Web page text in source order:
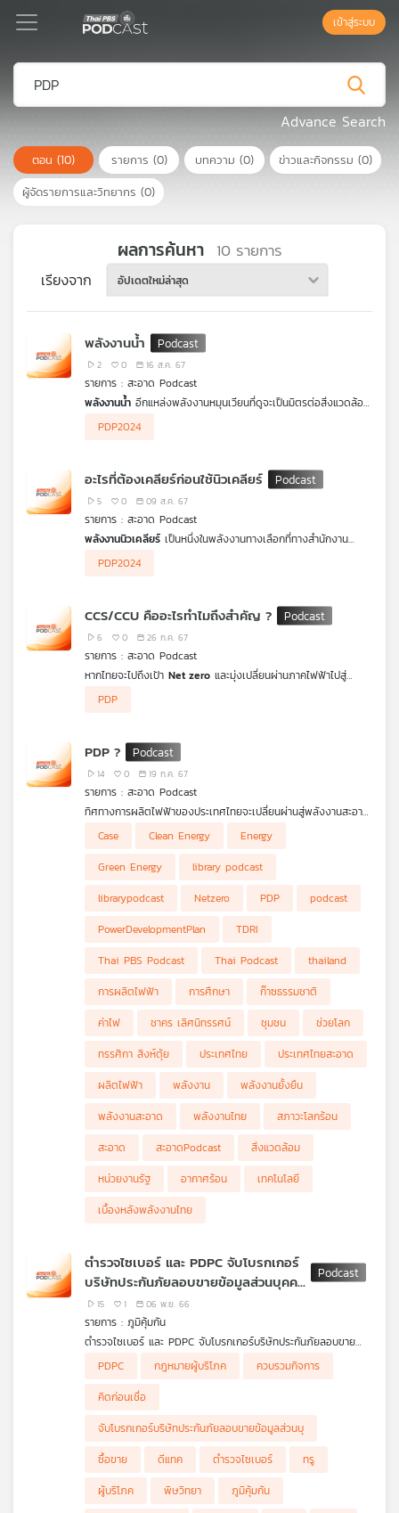
Podcast
เพล
ย์
ลิ
เพล
สต์
กิจกรรม
เข้าสู่ระบบ
Advance Search
ตอน (10) รายการ (0) บทความ (0) ข่าวและกิจกรรม (0)
ผู้จัดรายการและวิทยากร (0)
ผลการค้นหา 10 รายการ
เรียงจาก อัปเดตใหม่ล่าสุด
พลังงานน้ำ
2 0 16 ส.ค. 67
รายการ : สะอาด Podcast
พลังงานน้ำ อีกแหล่งพลังงานหมุนเวียนที่ดูจะเป็นมิตรต่อสิ่งแวดล้อม
ระทบต่อสภาพแวดล้อมเกิดขึ้น รวมถึงข้อควรคำนึงถึงต่าง ๆ ในขณะ
ตอนนี้ชวนมองปัญหาของ
การผลิตกระแสไฟฟ้าจากพลังงานน้ำอย่างรอบด้าน ทั้งความคุ้มค่า
และค่าไฟที่จะเกิดขึ้นในอนาคต
PDP2024
อะไรที่ต้องเคลียร์ก่อนใช้นิวเคลียร์
5 0 09 ส.ค. 67
รายการ : สะอาด Podcast
พลังงานนิวเคลียร์ เป็นหนึ่งในพลังงานทางเลือกที่ทางสำนักงาน
เพิ่มสัดส่วนของการใช้พลังงานสะอาดของไทย แม้ว่าเทคโนโลยี
ขนาดเล็ก (SMR) ตามแผน PDP2024 แต่ความเป็นจริงแล้วยังสวน
ทางต่อความมั่นใจของสาธารณะสะอาดpodcastจึงชวนมาทำความ
รู้จักกับโรงไฟฟนิวเคลียร์ขนาดเล็กถึงจุดเด่นของโรงไฟฟ้าชนิดนนี้
และข้อควรคำนึงถึงหากประเทศไทยจะเดินหน้าไปสู่โรงไฟฟ้านิวเคลียร์
ขนาดเล็ก (SMR) ตามแผน
PDP2024
CCS/CCU คืออะไรทำไมถึงสำคัญ ?
6 0 26 ก.ค. 67
รายการ : สะอาด Podcast
หากไทยจะไปถึงเป้า Net zero และมุ่งเปลี่ยนผ่านภาคไฟฟ้าไปสู่
จัดการคาร์บอน ทั้งการ ดักจับ และกักเก็บ ไปจนถึงการนำคาร์บอน
เทคโนโลยีที่เรียกว่าCCS/CCUS
ความคืบหน้าเรื่องนี้แค่ไหน
ว่าCCS/CCUSคืออะไร ทำไมเราต้องสนใจ และหากไทยจริงจังกับ
เทคโนโลยีนี้จะเป็นประโยชน์แค่ไหน รวมถึงมีอะไรที่เราต้องกังวลไหม
หาคำตอบได้ในรายการ
สะอาด podcast
PDP
PDP ?
14 0 19 ก.ค. 67
รายการ : สะอาด Podcast
ทิศทางการผลิตไฟฟ้าของประเทศไทยจะเปลี่ยนผ่านสู่พลังงานสะอาด
: Power Development Plan
ที่ปรับใหม่ล่าสุดในปีนี้ และแน่นอนว่า
แผนฯดังกล่าวย่อมกระทบต่อราคาค่าไฟในอนาคต
ชวนมาถกประเด็น
ที่จะมาเจาะลึกถึงผลกระทบต่อค่าไฟ และ
อุปสรรคต่อการที่ประเทศไทยจะมุ่งไปสู่เป้าหมาย
Case Clean Energy
Energy
Green Energy
library podcast
librarypodcast
Netzero PDP
podcast
PowerDevelopmentPlan
TDRI
Thai PBS Podcast
Thai Podcast
thailand
การผลิตไฟฟ้า
การศึกษา
ก๊าซธรรมชาติ
ค่าไฟ
ชาคร เลิศนิทรรศน์ ชุมชน
ช่วยโลก
ทรรศิกา สิงห์ตุ้ย
ประเทศไทย
ประเทศไทยสะอาด
ผลิตไฟฟ้า
พลังงาน
พลังงานยั้งยืน
พลังงานสะอาด
พลังงานไทย
สภาวะโลกร้อน
สะอาด
สะอาดPodcast
สิ่งแวดล้อม
หน่วยงานรัฐ
อากาศร้อน
เทคโนโลยี
เบื้องหลังพลังงานไทย
ตำรวจไซเบอร์ และ PDPC จับโบรกเกอร์
บริษัทประกันภัยลอบขายข้อมูลส่วนบุคคล
/ หลัง ทรู ดีแทค ควบรวมกิจการ
สัญญาณอินเทอร์เน็ตช้าลง หรือเร็วขึ้น /
ทำไมคนเราเสียงสูงต่ำไม่เท่ากันและจะบ่ง
บอกถึงสุขภาพได้หรือไม่
15 1 06 พ.ย. 66
รายการ : ภูมิคุ้มกัน
ตำรวจไซเบอร์ และ PDPC จับโบรกเกอร์บริษัทประกันภัยลอบขาย
ข้อมูลส่วนบุคคล พร้อมรวบหนุ่มขายโปรแกรมเลี่ยงสแกนใบหน้า
Mobile Banking
ฟังรายละเอียดการจับกุมมิจฉาชีพขายข้อมูล บัญชีม้า การดำเนินคดี
จาก
พล.ต.ท. ธนา ชูวงศ์ ผู้ช่วย ผบ.ตร รักษาราชการแทน รองผู้
และ พล.ต.ท.วรวัฒน์ วัฒน์นครบัญชา ผบช.สอท.
หลัง ทรู ดีแทค ควบรวมกิจการ สัญญาณอินเทอร์เน็ตช้าลง หรือ
เร็วขึ้น
-มูลนิธิเพื่อผู้บริโภค เผยว่าผู้บริโภคร้องหลัง TRUE-DTAC ควบรวม
กิจการ แต่คุณภาพความเร็วสปีดอินเทอร์เน็ตที่ได้ลดลง คุณภาพต่ำ
ลง สวนทางกับราคาที่ไม่ลด แถมเท่ากันทุกแพจเกจ
-ทรู ชี้แจงเรื่องความเร็วอินเทอร์เน็ต เร่งทำ Single Grid เน็ตมือ
ถือเร็วกว่าเดิม 110% ย้ำไม่เคยฮั้วราคา AIS
-กสทช. สั่งให้สอบสวนเรื่องคุณภาพอินเทอร์เน็ต 5G แล้ว คาดว่า
ก่อนปีใหม่น่าจะได้รู้ข้อเท็จจริงตามที่มีการร้องเรียนกันในโลกออนไลน์
เตือนภัย หลอกทำงานออนไลน์
- ตำรวจไซเบอร์จับเครือข่ายหลอกดู YouTube เพิ่มยอดวิวพบเชื่อม
โยงอีก 9 คดี มูลค่าความเสียหายเกือบ 2.6 ล้านบาท
คิดก่อนเชื่อ กับ ดร.แก้ว กังสดาลอำไพ นักพิษวิทยาและนักวิจัย
ตอน ทำไมคนเราเสียงสูงต่ำไม่เท่ากันและจะบ่งบอกถึงสุขภาพได้หรือ
PDPC กฎหมายผู้บริโภค
ควบรวมกิจการ
คิดก่อนเชื่อ
จับโบรกเกอร์บริษัทประกันภัยลอบขายข้อมูลส่วนบุ
ซื้อขาย
ดีแทค ตำรวจไซเบอร์
ทรู
ผู้บริโภค
พิษวิทยา
ภูมิคุ้มกัน